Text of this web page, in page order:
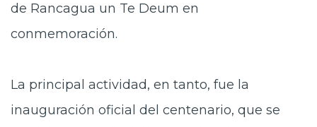
de Rancagua un Te Deum en
conmemoración.
La principal actividad, en tanto, fue la
inauguración oficial del centenario, que se